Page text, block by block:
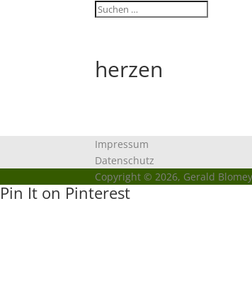
herzen
Impressum
Datenschutz
Copyright © 2026, Gerald
Pin It on Pinterest